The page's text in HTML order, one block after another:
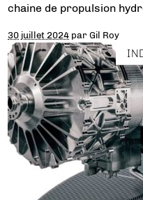
chaine de propulsion
30 juillet 2024 parGil Roy